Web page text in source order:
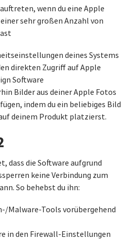
wenn du eine Apple
sehr großen Anzahl von
deines Systems
direkten Zugriff auf Apple
Software
Bilder aus deiner Apple Fotos
indem du ein beliebiges Bild
deinem Produkt platzierst.
dass die Software aufgrund
keine Verbindung zum
So behebst du ihn:
Malware-Tools vorübergehend
in den Firewall-Einstellungen